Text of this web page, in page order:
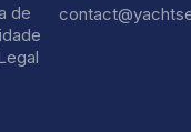
de